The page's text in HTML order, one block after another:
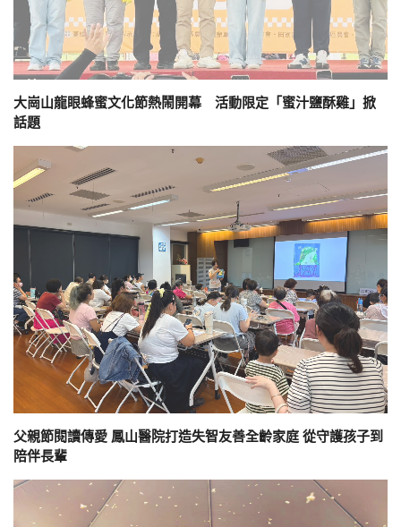
大崗山龍眼蜂蜜文化節熱鬧開幕 活動限定「蜜汁鹽酥雞」掀
話題
父親節閱讀傳愛 鳳山醫院打造失智友善全齡家庭 從守護孩子到
陪伴長輩